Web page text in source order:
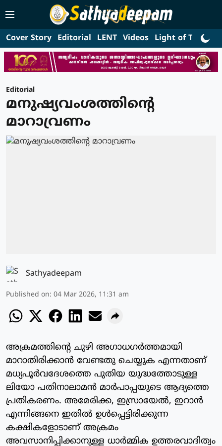
Cover Story Editorial LENT Videos Light of Truth
Editorial
മനുഷ്യവംശത്തിന്റെ
മാറാവ്രണം
Sathyadeepam
Published on: 04 Mar 2026, 11:31 am
അക്രമത്തിന്റെ ചുഴി അഗാധഗർത്തമായി
മാറാതിരിക്കാൻ വേണ്ടതു ചെയ്യുക എന്നതാണ്
മധ്യപൂർവദേശത്തെ പുതിയ യുദ്ധത്തോടുള്ള
ലിയോ പതിനാലാമൻ മാർപാപ്പയുടെ ആദ്യത്തെ
പ്രതികരണം. അമേരിക്ക, ഇസ്രായേൽ, ഇറാൻ
എന്നിങ്ങനെ ഇതിൽ ഉൾപ്പെട്ടിരിക്കുന്ന
കക്ഷികളോടാണ് അക്രമം
അവസാനിപ്പിക്കാനുള്ള ധാർമ്മിക ഉത്തരവാദിത്വം